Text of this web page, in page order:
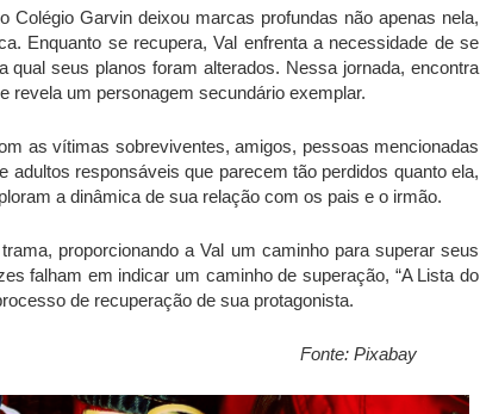
Garvin deixou marcas profundas não apenas nela,
Enquanto se recupera, Val enfrenta a necessidade de se
qual seus planos foram alterados. Nessa jornada, encontra
revela um personagem secundário exemplar.
as vítimas sobreviventes, amigos, pessoas mencionadas
responsáveis que parecem tão perdidos quanto ela,
a dinâmica de sua relação com os pais e o irmão.
proporcionando a Val um caminho para superar seus
falham em indicar um caminho de superação, “A Lista do
de recuperação de sua protagonista.